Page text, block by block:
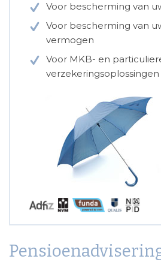
Voor bescherming van
Voor bescherming van
vermogen
Voor MKB- en
verzekeringsoplossingen